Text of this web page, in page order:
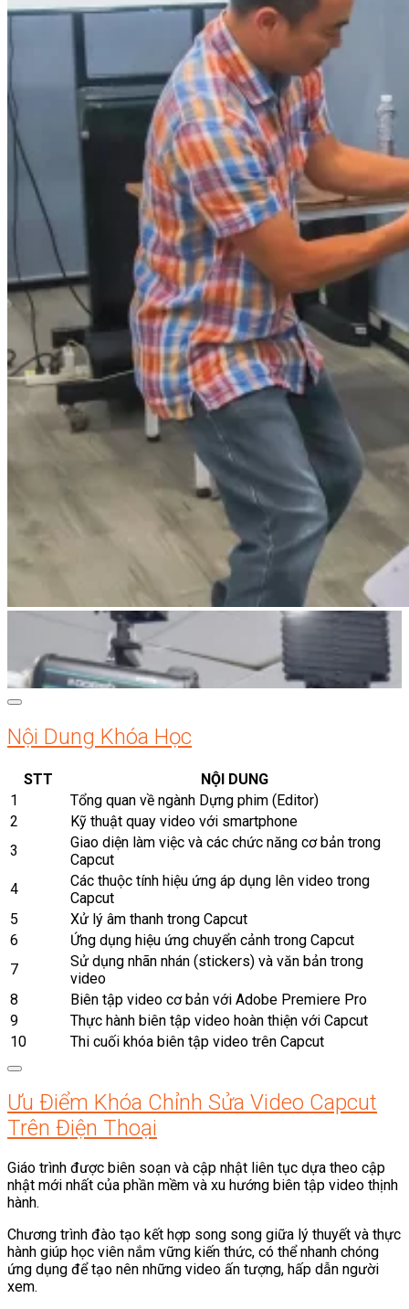
Nội Dung Khóa Học
STT
NỘI DUNG
1
Tổng quan về ngành Dựng phim (Editor)
2
Kỹ thuật quay video với smartphone
3
Giao diện làm việc và các chức năng cơ bản trong
Capcut
4
Các thuộc tính hiệu ứng áp dụng lên video trong
Capcut
5
Xử lý âm thanh trong Capcut
6
Ứng dụng hiệu ứng chuyển cảnh trong Capcut
7
Sử dụng nhãn nhán (stickers) và văn bản trong
video
8
Biên tập video cơ bản với Adobe Premiere Pro
9
Thực hành biên tập video hoàn thiện với Capcut
10
Thi cuối khóa biên tập video trên Capcut
Ưu Điểm Khóa Chỉnh Sửa Video Capcut
Trên Điện Thoại
Giáo trình được biên soạn và cập nhật liên tục dựa theo cập
nhật mới nhất của phần mềm và xu hướng biên tập video thịnh
hành.
Chương trình đào tạo kết hợp song song giữa lý thuyết và thực
hành giúp học viên nắm vững kiến thức, có thể nhanh chóng
ứng dụng để tạo nên những video ấn tượng, hấp dẫn người
xem.